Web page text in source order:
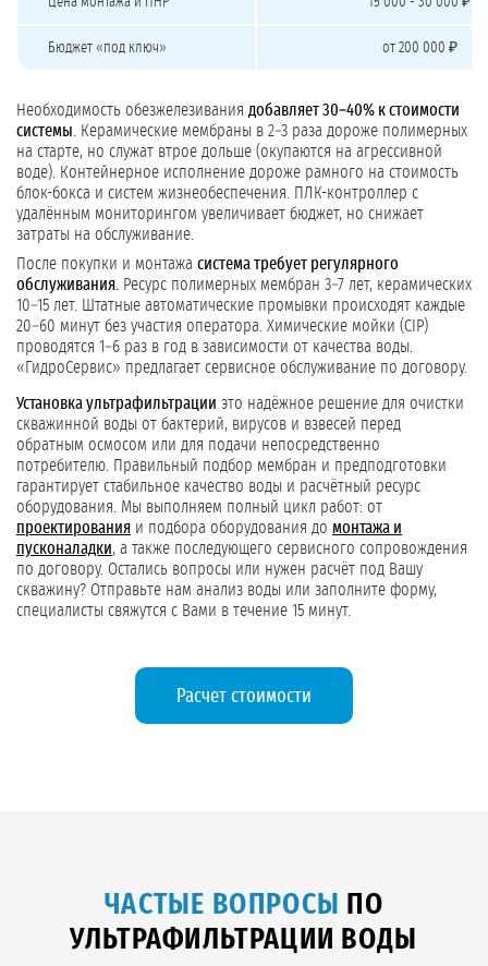
Бюджет «под ключ» от 200 000 ₽
Необходимость обезжелезивания добавляет 30–40% к стоимости
системы . Керамические мембраны в 2–3 раза дороже полимерных
на старте, но служат втрое дольше (окупаются на агрессивной
воде). Контейнерное исполнение дороже рамного на стоимость
блок-бокса и систем жизнеобеспечения. ПЛК-контроллер с
удалённым мониторингом увеличивает бюджет, но снижает
затраты на обслуживание.
После покупки и монтажа система требует регулярного
обслуживания. Ресурс полимерных мембран 3–7 лет, керамических
10–15 лет. Штатные автоматические промывки происходят каждые
20–60 минут без участия оператора. Химические мойки (CIP)
проводятся 1–6 раз в год в зависимости от качества воды.
«ГидроСервис» предлагает сервисное обслуживание по договору.
Установка ультрафильтрации это надёжное решение для очистки
скважинной воды от бактерий, вирусов и взвесей перед
обратным осмосом или для подачи непосредственно
потребителю. Правильный подбор мембран и предподготовки
гарантирует стабильное качество воды и расчётный ресурс
оборудования. Мы выполняем полный цикл работ: от
проектирования и подбора оборудования до монтажа и
пусконаладки, а также последующего сервисного сопровождения
по договору. Остались вопросы или нужен расчёт под Вашу
скважину? Отправьте нам анализ воды или заполните форму,
специалисты свяжутся с Вами в течение 15 минут.
Расчет стоимости
ЧАСТЫЕ ВОПРОСЫ
ПО
УЛЬТРАФИЛЬТРАЦИИ ВОДЫ